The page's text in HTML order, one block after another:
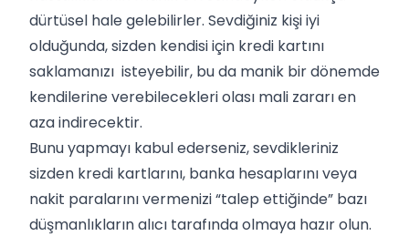
dürtüsel hale gelebilirler. Sevdiğiniz kişi iyi
olduğunda, sizden kendisi için kredi kartını
saklamanızı isteyebilir, bu da manik bir dönemde
kendilerine verebilecekleri olası mali zararı en
aza indirecektir.
Bunu yapmayı kabul ederseniz, sevdikleriniz
sizden kredi kartlarını, banka hesaplarını veya
nakit paralarını vermenizi “talep ettiğinde” bazı
düşmanlıkların alıcı tarafında olmaya hazır olun.